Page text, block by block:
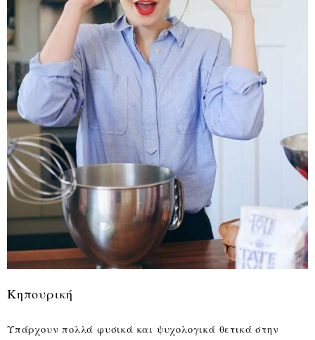
Κηπουρική
Υπάρχουν πολλά φυσικά και ψυχολογικά θετικά στην